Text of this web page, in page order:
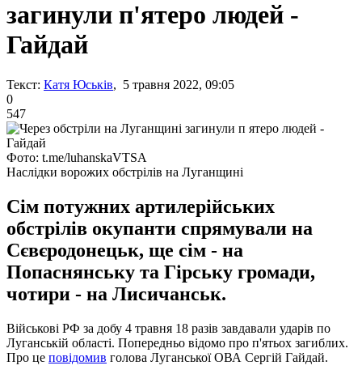
загинули п'ятеро людей -
Гайдай
Текст: Катя Юськів, 5 травня 2022, 09:05
0
547
Фото: t.me/luhanskaVTSA
Наслідки ворожих обстрілів на Луганщині
Сім потужних артилерійських
обстрілів окупанти спрямували на
Сєвєродонецьк, ще сім - на
Попаснянську та Гірську громади,
чотири - на Лисичанськ.
Військові РФ за добу 4 травня 18 разів завдавали ударів по
Луганській області. Попередньо відомо про п'ятьох загиблих.
Про це повідомив голова Луганської ОВА Сергій Гайдай.